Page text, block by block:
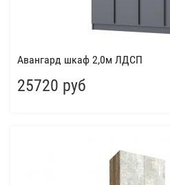
Авангард шкаф 2,0м ЛДСП
25720 руб